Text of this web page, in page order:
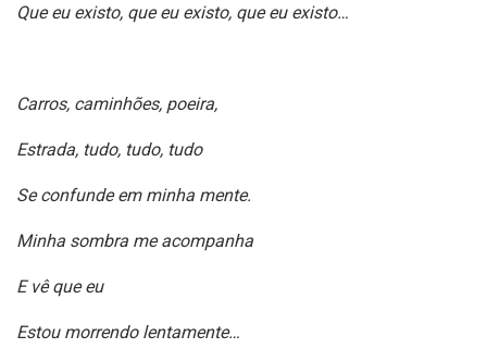
Que eu existo, que eu existo, que eu existo…
Carros, caminhões, poeira,
Estrada, tudo, tudo, tudo
Se confunde em minha mente.
Minha sombra me acompanha
E vê que eu
Estou morrendo lentamente…